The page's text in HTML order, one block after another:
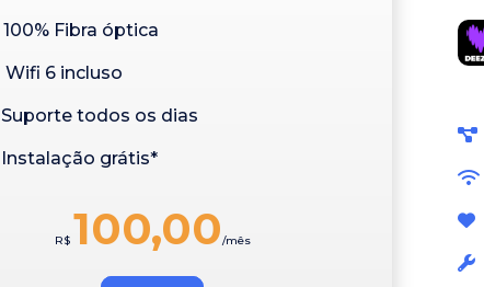
100% Fibra óptica
Wifi 6 incluso
Suporte todos os dias
Instalação grátis*
R$ 100,00/mês